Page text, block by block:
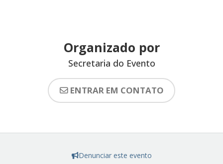
Organizado por
Secretaria do Evento
ENTRAR EM CONTATO
Denunciar este evento